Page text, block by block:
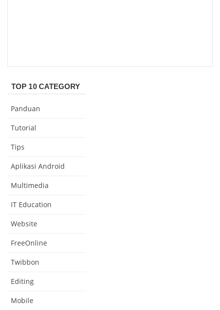
TOP 10 CATEGORY
Panduan
Tutorial
Tips
Aplikasi Android
Multimedia
IT Education
Website
FreeOnline
Twibbon
Editing
Mobile